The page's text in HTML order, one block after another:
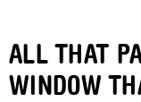
ALL THAT
WINDOW